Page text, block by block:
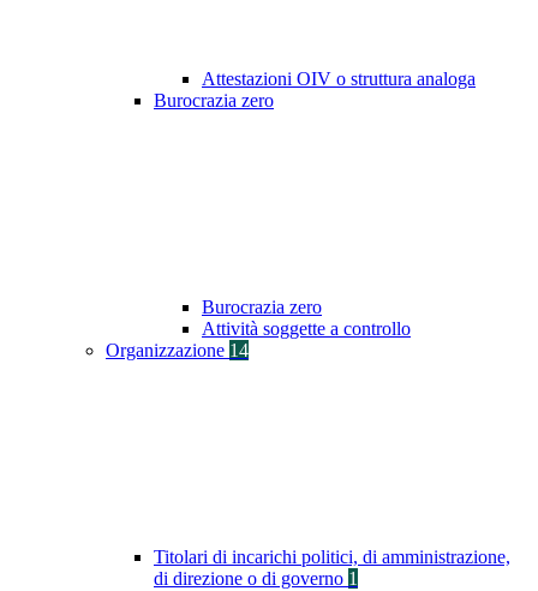
Attestazioni OIV o struttura analoga
Burocrazia zero
Burocrazia zero
Attività soggette a controllo
Organizzazione 14
Titolari di incarichi politici, di amministrazione,
di direzione o di governo 1